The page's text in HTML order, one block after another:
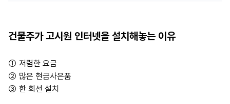
건물주가 고시원 인터넷을 설치해놓는 이유
① 저렴한 요금
② 많은 현금사은품
③ 한 회선 설치